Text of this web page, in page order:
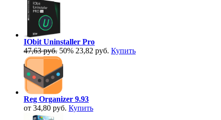
IObit Uninstaller Pro
47,63 руб. 50% 23,82 руб. Купить
Reg Organizer 9.93
от 34,80 руб. Купить